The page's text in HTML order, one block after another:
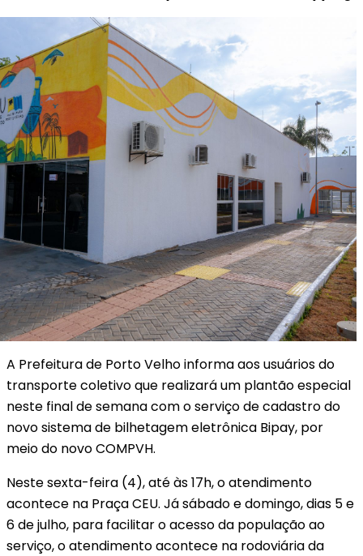
A Prefeitura de Porto Velho informa aos usuários do
transporte coletivo que realizará um plantão especial
neste final de semana com o serviço de cadastro do
novo sistema de bilhetagem eletrônica Bipay, por
meio do novo COMPVH.
Neste sexta-feira (4), até às 17h, o atendimento
acontece na Praça CEU. Já sábado e domingo, dias 5 e
6 de julho, para facilitar o acesso da população ao
serviço, o atendimento acontece na rodoviária da